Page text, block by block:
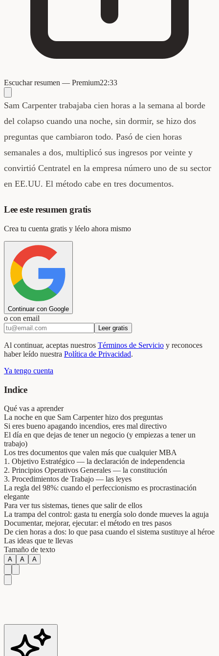
Escuchar resumen — Premium22:33
Sam Carpenter trabajaba cien horas a la semana al borde
del colapso cuando una noche, sin dormir, se hizo dos
preguntas que cambiaron todo. Pasó de cien horas
semanales a dos, multiplicó sus ingresos por veinte y
convirtió Centratel en la empresa número uno de su sector
en EE.UU. El método cabe en tres documentos.
Lee este resumen gratis
Crea tu cuenta gratis y léelo ahora mismo
Continuar con Google
o con email
Leer gratis
Al continuar, aceptas nuestros Términos de Servicio y reconoces
haber leído nuestra Política de Privacidad.
Ya tengo cuenta
Indice
Qué vas a aprender
La noche en que Sam Carpenter hizo dos preguntas
Si eres bueno apagando incendios, eres mal directivo
El día en que dejas de tener un negocio (y empiezas a tener un
trabajo)
Los tres documentos que valen más que cualquier MBA
1. Objetivo Estratégico — la declaración de independencia
2. Principios Operativos Generales — la constitución
3. Procedimientos de Trabajo — las leyes
La regla del 98%: cuando el perfeccionismo es procrastinación
elegante
Para ver tus sistemas, tienes que salir de ellos
La trampa del control: gasta tu energía solo donde mueves la aguja
Documentar, mejorar, ejecutar: el método en tres pasos
De cien horas a dos: lo que pasa cuando el sistema sustituye al héroe
Las ideas que te llevas
Tamaño de texto
A A A